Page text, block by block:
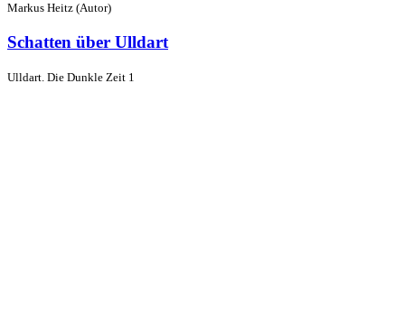
Markus Heitz (Autor)
Schatten über Ulldart
Ulldart. Die Dunkle Zeit 1